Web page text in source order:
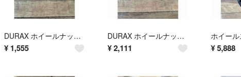
DURAX ホイールナット レインボー M12-1.5
¥ 1,555
DURAX ホイールナット ブラック M12-1.25
¥2,111 ¥ 5,888